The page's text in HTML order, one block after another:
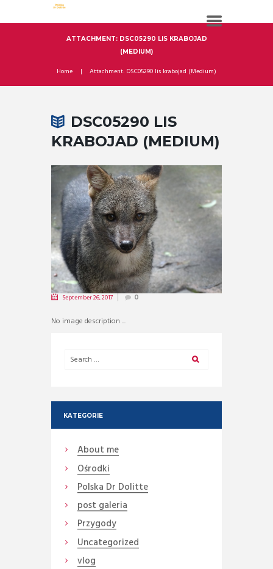
ATTACHMENT: DSC05290 LIS KRABOJAD
(MEDIUM)
Home Attachment: DSC05290 lis krabojad (Medium)
DSC05290 LIS
KRABOJAD (MEDIUM)
September 26, 2017 0
No image description ...
KATEGORIE
About me
Ośrodki
Polska Dr Dolitte
post galeria
Przygody
Uncategorized
vlog